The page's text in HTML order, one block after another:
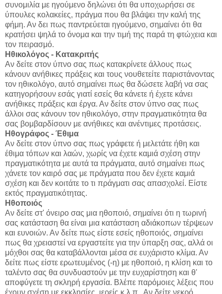
συνομιλία με ηγούμενο δηλώνει ότι θα υποχωρήσει σε
ύπουλες κολακείες, πράγμα που θα βλάψει την καλή της
φήμη. Αν δει πως παντρεύεται ηγούμενο, σημαίνει ότι θα
κρατήσει ψηλά το όνομα και την τιμή της παρά τη φτώχεια και
τον πειρασμό.
Ηθικολόγος - Κατακριτής
Αν δείτε στον ύπνο σας πως κατακρίνετε άλλους πως
κάνουν ανήθικες πράξεις και τους νουθετείτε παριστάνοντας
τον ηθικολόγο, αυτό σημαίνει πως θα δώσετε λαβή να σας
κατηγορήσουν εσάς γιατί εσείς θα κάνετε ή έχετε κάνει
ανήθικες πράξεις και έργα. Αν δείτε στον ύπνο σας πως
άλλοι σας κάνουν τον ηθικολόγο, στην πραγματικότητα θα
σας βομβαρδίσουν με ανήθικες και ανέντιμες προτάσεις.
Ηθογράφος - Έθιμα
Αν δείτε στον ύπνο σας πως γράφετε ή μελετάτε ήθη και
έθιμα τόπων και λαών, χωρίς να έχετε καμιά σχέση στην
πραγματικότητα με αυτά τα πράγματα, αυτό σημαίνει πως
χάνετε τον καιρό σας με πράγματα που δεν έχετε καμιά
σχέση και δεν κοιτάτε το τι πράγματι σας απασχολεί. Είστε
εκτός πραγματικότητας.
Ηθοποιός
Αν δείτε στ' όνειρο σας μια ηθοποιό, σημαίνει ότι η τωρινή
σας κατάσταση θα είναι μια κατάσταση αδιάκοπων τέρψεων
και ευνοιών. Αν δείτε πως είστε εσείς ηθοποιός, σημαίνει
πως θα χρειαστεί να εργαστείτε για την ύπαρξη σας, αλλά οι
μόχθοι σας θα καταβάλλονται μέσα σε ευχάριστο κλίμα. Αν
δείτε πως είστε ερωτευμένος (-η) με ηθοποιό, η κλίση και το
ταλέντο σας θα συνδυαστούν με την ευχαρίστηση και θ'
αποφύγετε τη σκληρή εργασία. Βλέπε παρόμοιες λέξεις που
έχουν σχέση με εκκλησίες, ιερείς κ.λ.π.. Αν δείτε νεκρό